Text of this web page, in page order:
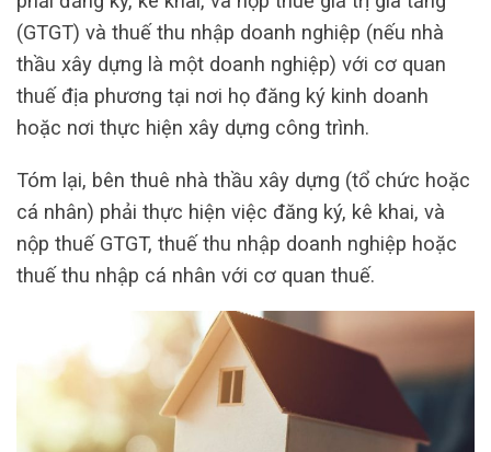
(GTGT) và thuế thu nhập doanh nghiệp (nếu nhà
thầu xây dựng là một doanh nghiệp) với cơ quan
thuế địa phương tại nơi họ đăng ký kinh doanh
hoặc nơi thực hiện xây dựng công trình.
Tóm lại, bên thuê nhà thầu xây dựng (tổ chức hoặc
cá nhân) phải thực hiện việc đăng ký, kê khai, và
nộp thuế GTGT, thuế thu nhập doanh nghiệp hoặc
thuế thu nhập cá nhân với cơ quan thuế.